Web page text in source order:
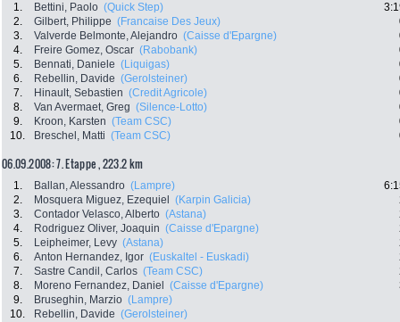
1. Bettini, Paolo (Quick Step)
2.
Gilbert, Philippe (Francaise Des Jeux)
3.
Valverde Belmonte, Alejandro (Caisse d'Epargne)
4.
Freire Gomez, Oscar (Rabobank)
5.
Bennati, Daniele (Liquigas)
6.
Rebellin, Davide (Gerolsteiner)
7.
Hinault, Sebastien (Credit Agricole)
8.
Van Avermaet, Greg (Silence-Lotto)
9.
Kroon, Karsten (Team CSC)
10.
Breschel, Matti (Team CSC)
06.09.2008: 7. Etappe , 223.2 km
1. Ballan, Alessandro (Lampre)
2.
Mosquera Miguez, Ezequiel (Karpin Galicia)
3.
Contador Velasco, Alberto (Astana)
4.
Rodriguez Oliver, Joaquin (Caisse d'Epargne)
5.
Leipheimer, Levy (Astana)
6.
Anton Hernandez, Igor (Euskaltel - Euskadi)
7.
Sastre Candil, Carlos (Team CSC)
8.
Moreno Fernandez, Daniel (Caisse d'Epargne)
9.
Bruseghin, Marzio (Lampre)
10.
Rebellin, Davide (Gerolsteiner)